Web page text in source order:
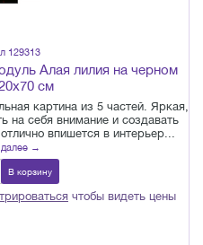
129313
Алая лилия на черном
см
картина из 5 частей. Яркая,
на себя внимание и создавать
впишется в интерьер...
далее →
В корзину
чтобы видеть цены